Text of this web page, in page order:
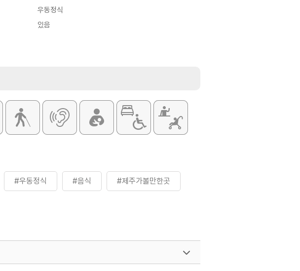
우동정식
있음
#우동정식 #음식 #제주가볼만한곳